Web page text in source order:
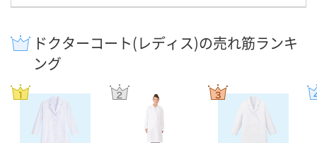
ドクターコート(レディス)の売れ筋ランキ
ング